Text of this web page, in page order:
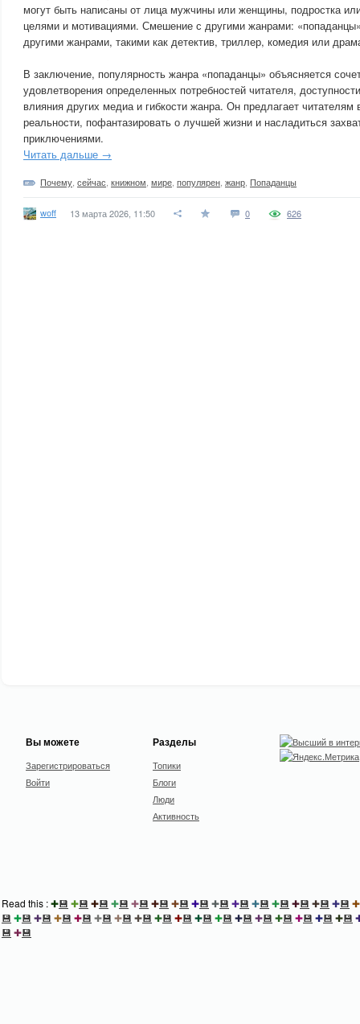
могут быть написаны от лица мужчины или женщины, подростка
целями и мотивациями. Смешение с другими жанрами:
другими жанрами, такими как детектив, триллер, комедия или
В заключение, популярность жанра «попаданцы» объясняется
удовлетворения определенных потребностей читателя,
влияния других медиа и гибкости жанра. Он предлагает читателям
реальности, пофантазировать о лучшей жизни и насладиться
приключениями.
Читать дальше →
Почему сейчас книжном мире популярен жанр Попаданцы
woff 13 марта 2026, 11:50 0 626
Вы можете
Зарегистрироваться
Войти
Разделы
Топики
Блоги
Люди
Активность
Read this :✚💾 ✚💾 ✚💾 ✚💾 ✚💾 ✚💾 ✚💾 ✚💾 ✚💾 ✚💾 ✚💾 ✚💾 ✚💾 ✚💾 ✚💾 ✚
💾 ✚💾 ✚💾 ✚💾 ✚💾 ✚💾 ✚💾 ✚💾 ✚💾 ✚💾 ✚💾 ✚💾 ✚💾 ✚💾 ✚💾 ✚💾 ✚💾 ✚💾
💾 ✚💾